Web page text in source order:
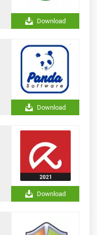
Download
Download
Download